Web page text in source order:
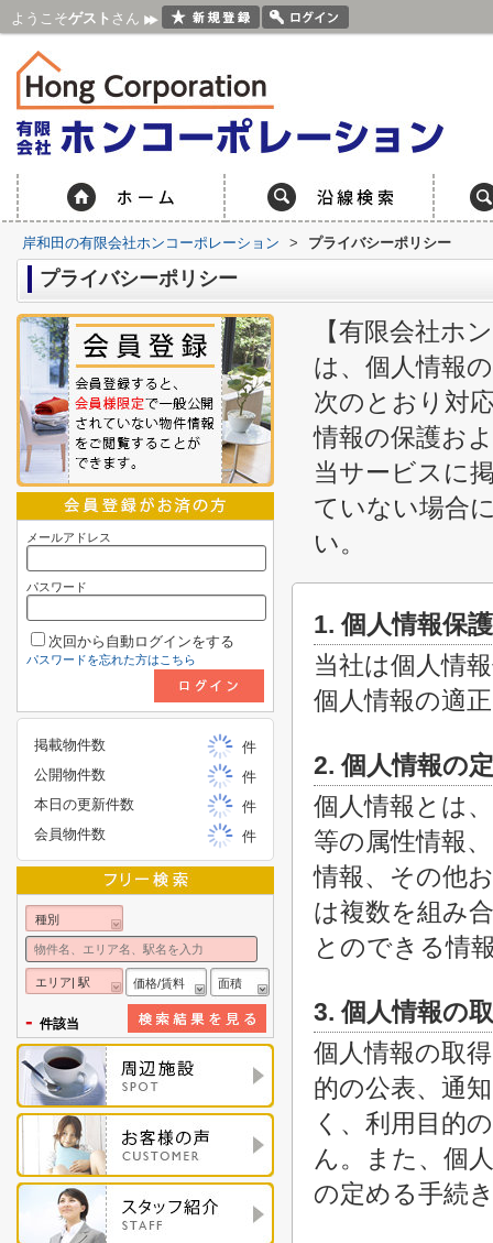
ようこそゲスト さん
岸和田の有限会社ホンコーポレーション > プライバシーポリシー
プライバシーポリシー
【有限会社ホ
は、個人情報
次のとおり対
情報の保護お
当サービスに
ていない場合
い。
1. 個人情報保
当社は個人情
個人情報の適
2. 個人情報の
個人情報とは
等の属性情報
情報、その他
は複数を組み
とのできる情
3. 個人情報の
個人情報の取
的の公表、通
く、利用目的
ん。また、個
の定める手続
メールアドレス
パスワード
次回から自動ログインをする
パスワードを忘れた方はこちら
掲載物件数
件
公開物件数
件
本日の更新件数
件
会員物件数
件
種別
エリア| 駅 価格/賃料 面積
- 件該当